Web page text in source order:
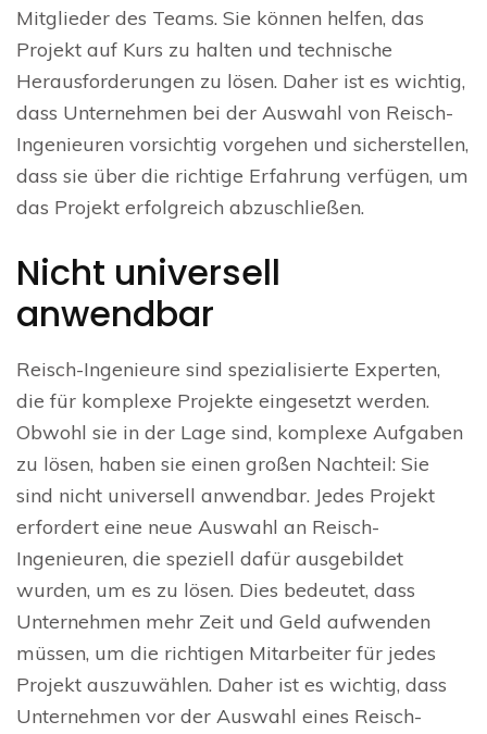
Mitglieder des Teams. Sie können helfen, das
Projekt auf Kurs zu halten und technische
Herausforderungen zu lösen. Daher ist es wichtig,
dass Unternehmen bei der Auswahl von Reisch-
Ingenieuren vorsichtig vorgehen und sicherstellen,
dass sie über die richtige Erfahrung verfügen, um
das Projekt erfolgreich abzuschließen.
Nicht universell
anwendbar
Reisch-Ingenieure sind spezialisierte Experten,
die für komplexe Projekte eingesetzt werden.
Obwohl sie in der Lage sind, komplexe Aufgaben
zu lösen, haben sie einen großen Nachteil: Sie
sind nicht universell anwendbar. Jedes Projekt
erfordert eine neue Auswahl an Reisch-
Ingenieuren, die speziell dafür ausgebildet
wurden, um es zu lösen. Dies bedeutet, dass
Unternehmen mehr Zeit und Geld aufwenden
müssen, um die richtigen Mitarbeiter für jedes
Projekt auszuwählen. Daher ist es wichtig, dass
Unternehmen vor der Auswahl eines Reisch-